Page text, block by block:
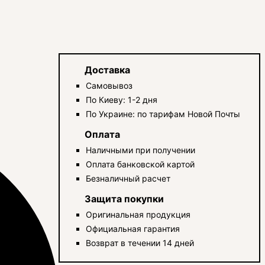
Доставка
Самовывоз
По Киеву: 1-2 дня
По Украине: по тарифам Новой Почты
Оплата
Наличными при получении
Оплата банковской картой
Безналичный расчет
Защита покупки
Оригинальная продукция
Официальная гарантия
Возврат в течении 14 дней